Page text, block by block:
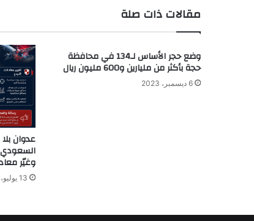
مقالات ذات صلة
وضع حجر الأساس لـ134 في محافظة
حجة بأكثر من مليارين و600 مليون ريال
6 ديسمبر، 2023
عدوان
السعودي
وغيّر
13 يوليو، 2026